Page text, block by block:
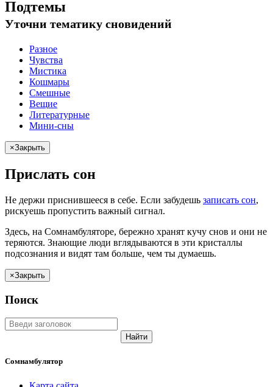
Подтемы
Уточни тематику сновидений
Разное
Чувства
Мистика
Кошмары
Смешные
Вещие
Литературные
Мини-сны
×Закрыть
Прислать сон
Не держи приснившееся в себе. Если забудешь записать сон,
рискуешь пропустить важный сигнал.
Здесь, на Сомнамбуляторе, бережно хранят кучу снов и они не
теряются. Знающие люди вглядываются в эти кристаллы
подсознания и видят там больше, чем ты думаешь.
×Закрыть
Поиск
Найти
Сомнамбулятор